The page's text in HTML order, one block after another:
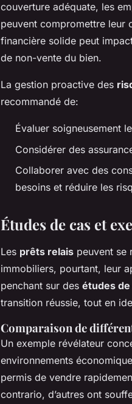
couverture adéquate, les
peuvent compromettre leur
financière solide peut
de non-vente du bien.
La gestion proactive des
recommandé de:
Évaluer soigneusement le
Considérer des
Collaborer avec des
besoins et réduire les
Études de cas et
Les prêts relais peuvent se
immobiliers, pourtant, leur
penchant sur des études de
transition réussie, tout en
Comparaison de
Un exemple révélateur
environnements
permis de vendre
contrario, d’autres ont